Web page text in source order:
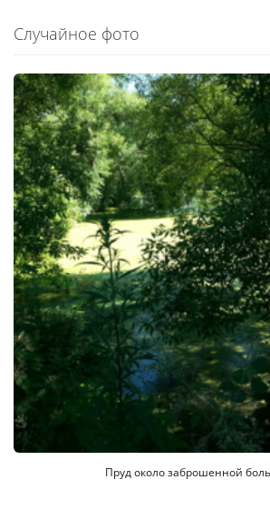
Случайное фото
Пруд около заброшенной